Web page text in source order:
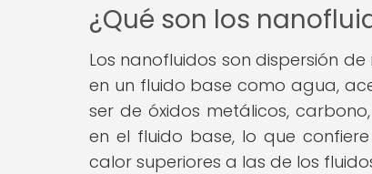
¿Qué son los
Los nanofluidos son dispersión
en un fluido base como agua,
ser de óxidos metálicos,
en el fluido base, lo que
calor superiores a las de los